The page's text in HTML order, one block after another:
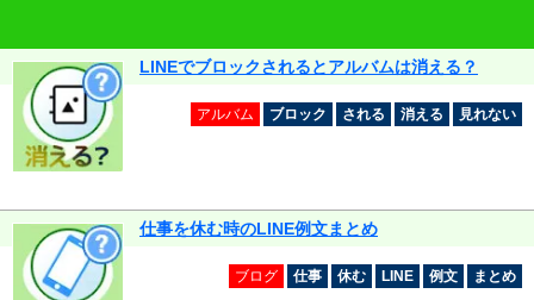
LINEでブロックされるとアルバムは消える？
アルバム ブロック される 消える 見れない
仕事を休む時のLINE例文まとめ
ブログ 仕事 休む LINE 例文 まとめ